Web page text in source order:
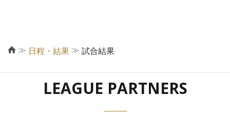
≫ 日程・結果 ≫ 試合結果
LEAGUE PARTNERS